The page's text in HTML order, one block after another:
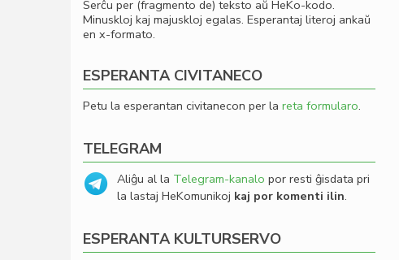
Serĉu per (fragmento de) teksto aŭ HeKo-kodo.
Minuskloj kaj majuskloj egalas. Esperantaj literoj ankaŭ
en x-formato.
ESPERANTA CIVITANECO
Petu la esperantan civitanecon per la reta formularo.
TELEGRAM
Aliĝu al la Telegram-kanalo por resti ĝisdata pri
la lastaj HeKomunikoj kaj por komenti ilin.
ESPERANTA KULTURSERVO